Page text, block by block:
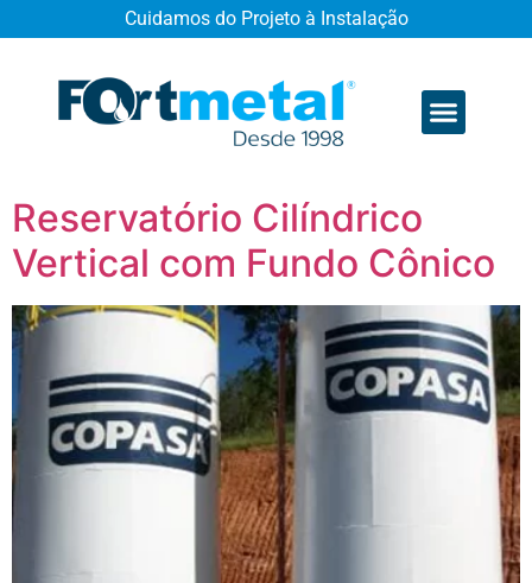
Cuidamos do Projeto à Instalação
Reservatório Cilíndrico
Vertical com Fundo Cônico